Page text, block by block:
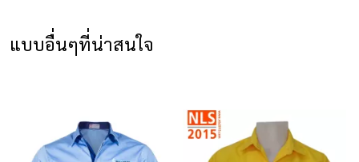
แบบอื่นๆที่น่าสนใจ